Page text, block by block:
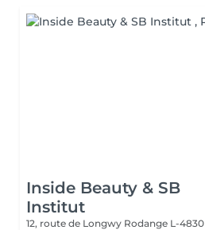
Inside Beauty & SB
Institut
12, route de Longwy Rodange L-4830